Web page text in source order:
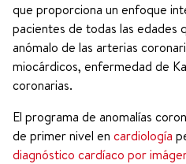
que proporciona un enfoque
pacientes de todas las edades
anómalo de las arterias
miocárdicos, enfermedad de
coronarias.
El programa de anomalías
de primer nivel en cardiología
diagnóstico cardíaco por